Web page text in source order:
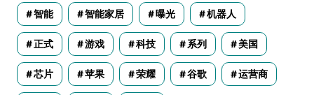
智能 智能家居 曝光 机器人
正式 游戏 科技 系列 美国
芯片 苹果 荣耀 谷歌 运营商